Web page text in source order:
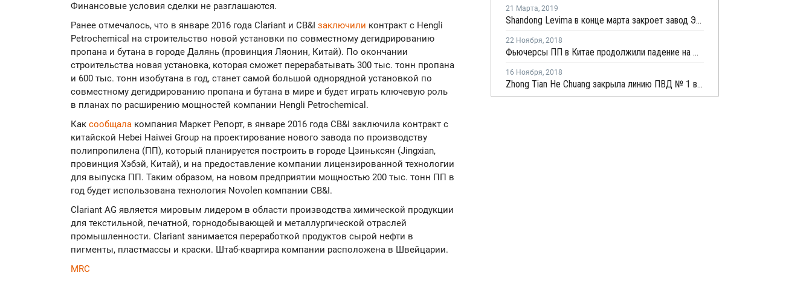
Финансовые условия сделки не разглашаются.
Ранее отмечалось, что в январе 2016 года Clariant и CB&I заключили контракт с Hengli
Petrochemical на строительство новой установки по совместному дегидрированию
пропана и бутана в городе Далянь (провинция Ляонин, Китай). По окончании
строительства новая установка, которая сможет перерабатывать 300 тыс. тонн пропана
и 600 тыс. тонн изобутана в год, станет самой большой однорядной установкой по
совместному дегидрированию пропана и бутана в мире и будет играть ключевую роль
в планах по расширению мощностей компании Hengli Petrochemical.
Как сообщала компания Маркет Репорт, в январе 2016 года CB&I заключила контракт с
китайской Hebei Haiwei Group на проектирование нового завода по производству
полипропилена (ПП), который планируется построить в городе Цзиньксян (Jingxian,
провинция Хэбэй, Китай), и на предоставление компании лицензированной технологии
для выпуска ПП. Таким образом, на новом предприятии мощностью 200 тыс. тонн ПП в
год будет использована технология Novolen компании CB&I.
Clariant AG является мировым лидером в области производства химической продукции
для текстильной, печатной, горнодобывающей и металлургической отраслей
промышленности. Clariant занимается переработкой продуктов сырой нефти в
пигменты, пластмассы и краски. Штаб-квартира компании расположена в Швейцарии.
MRC
21 Марта, 2019
Shandong Levima в конце марта закроет завод ЭВА в Китае на ремонт
22 Ноября, 2018
Фьючерсы ПП в Китае продолжили падение на фоне вялой покупательской активности
16 Ноября, 2018
Zhong Tian He Chuang закрыла линию ПВД № 1 в Ордосе на незапланированный ремонт